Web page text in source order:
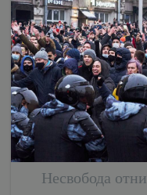
Несвобода